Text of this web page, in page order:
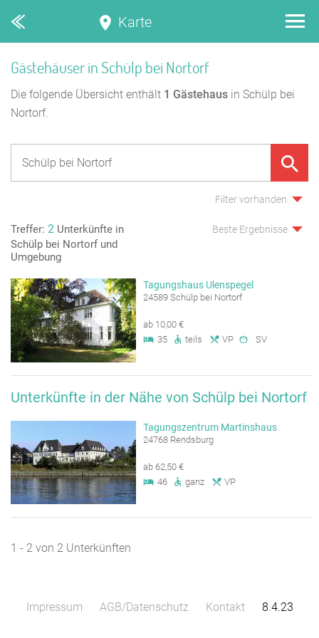
Karte
Gästehäuser in Schülp bei Nortorf
Die folgende Übersicht enthält 1 Gästehaus in Schülp bei
Nortorf.
Filter vorhanden
Treffer: 2 Unterkünfte in
Schülp bei Nortorf und
Umgebung
Beste Ergebnisse
Tagungshaus Ulenspegel
24589 Schülp bei Nortorf
ab 10,00 €
35
teils VP SV
Unterkünfte in der Nähe von Schülp bei Nortorf
Tagungszentrum Martinshaus
24768 Rendsburg
ab 62,50 €
46
ganz VP
1 - 2 von 2 Unterkünften
Impressum AGB/Datenschutz Kontakt 8.4.23